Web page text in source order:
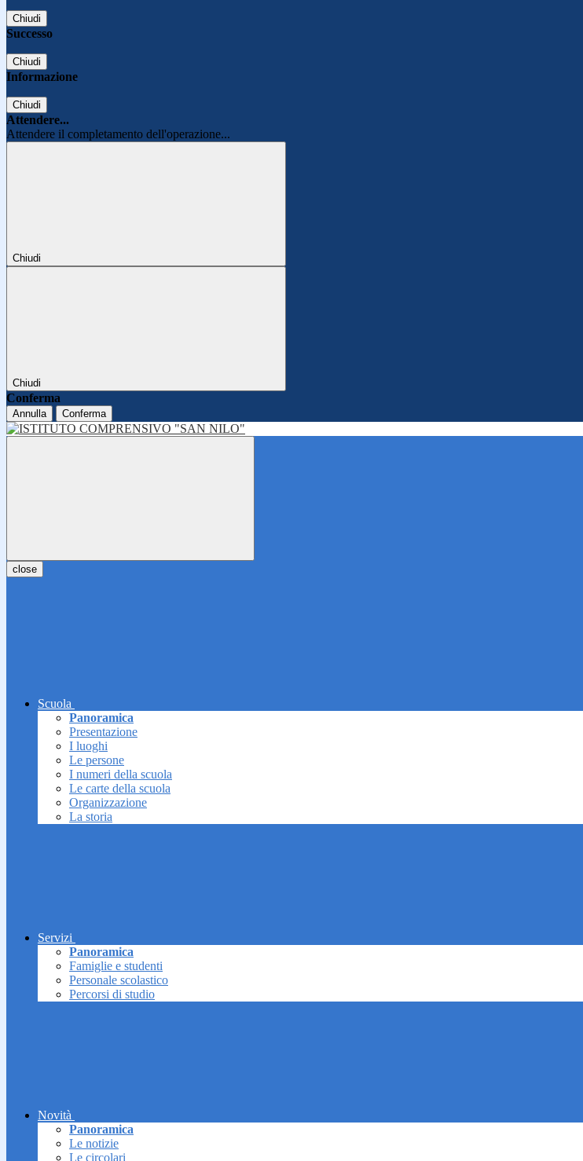
Chiudi
Successo
Chiudi
Informazione
Chiudi
Attendere...
Attendere il completamento dell'operazione...
Chiudi
Chiudi
Conferma
Annulla Conferma
close
Scuola
Panoramica
Presentazione
I luoghi
Le persone
I numeri della scuola
Le carte della scuola
Organizzazione
La storia
Servizi
Panoramica
Famiglie e studenti
Personale scolastico
Percorsi di studio
Novità
Panoramica
Le notizie
Le circolari